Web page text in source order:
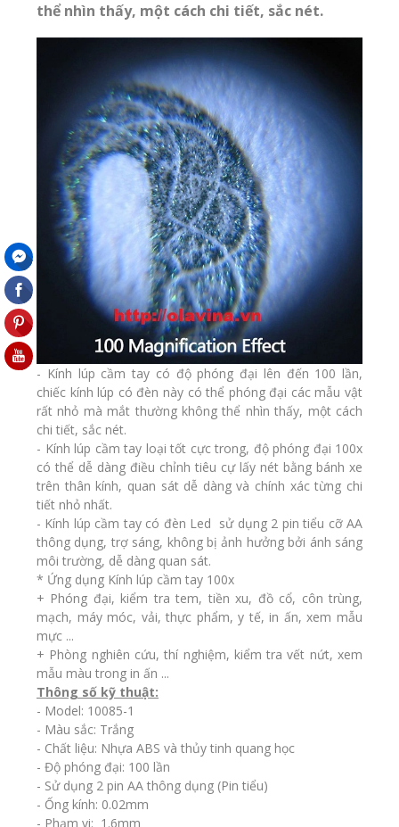
thể nhìn thấy, một cách chi tiết, sắc nét.
- Kính lúp cầm tay có độ phóng đại lên đến 100 lần,
chiếc kính lúp có đèn này có thể phóng đại các mẫu vật
rất nhỏ mà mắt thường không thể nhìn thấy, một cách
chi tiết, sắc nét.
- Kính lúp cầm tay loại tốt cực trong, độ phóng đại 100x
có thể dễ dàng điều chỉnh tiêu cự lấy nét bằng bánh xe
trên thân kính, quan sát dễ dàng và chính xác từng chi
tiết nhỏ nhất.
- Kính lúp cầm tay có đèn Led sử dụng 2 pin tiểu cỡ AA
thông dụng, trợ sáng, không bị ảnh hưởng bởi ánh sáng
môi trường, dễ dàng quan sát.
* Ứng dụng Kính lúp cầm tay 100x
+ Phóng đại, kiểm tra tem, tiền xu, đồ cổ, côn trùng,
mạch, máy móc, vải, thực phẩm, y tế, in ấn, xem mẫu
mực ...
+ Phòng nghiên cứu, thí nghiệm, kiểm tra vết nứt, xem
mẫu màu trong in ấn ...
Thông số kỹ thuật:
- Model: 10085-1
- Màu sắc: Trắng
- Chất liệu: Nhựa ABS và thủy tinh quang học
- Độ phóng đại: 100 lần
- Sử dụng 2 pin AA thông dụng (Pin tiểu)
- Ống kính: 0.02mm
- Phạm vi: 1.6mm